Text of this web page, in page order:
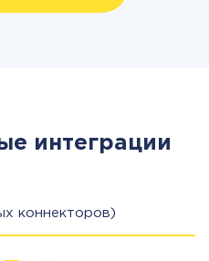
интеграции
коннекторов)